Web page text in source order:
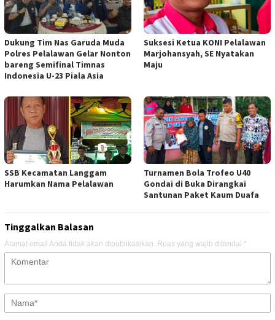
Dukung Tim Nas Garuda Muda
Polres Pelalawan Gelar Nonton
bareng Semifinal Timnas
Indonesia U-23 Piala Asia
Suksesi Ketua KONI Pelalawan
Marjohansyah, SE Nyatakan
Maju
SSB Kecamatan Langgam
Harumkan Nama Pelalawan
Turnamen Bola Trofeo U40
Gondai di Buka Dirangkai
Santunan Paket Kaum Duafa
Tinggalkan Balasan
Alamat email Anda tidak akan dipublikasikan. Ruas yang wajib ditandai *